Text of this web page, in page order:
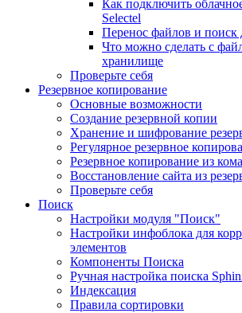
Как подключить
Selectel
Перенос файлов и поиск
Что можно сделать с
хранилище
Проверьте себя
Резервное копирование
Основные возможности
Создание резервной копии
Хранение и шифрование
Регулярное резервное
Резервное копирование из
Восстановление сайта из
Проверьте себя
Поиск
Настройки модуля "Поиск"
Настройки инфоблока для
элементов
Компоненты Поиска
Ручная настройка поиска
Индексация
Правила сортировки